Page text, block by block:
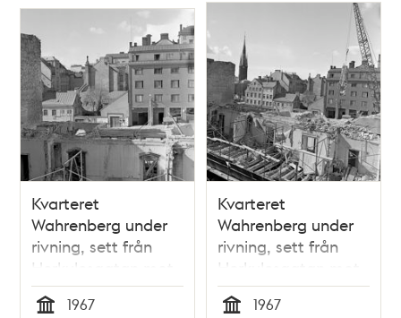
Kvarteret
Wahrenberg under
rivning, sett från
Herkulesgatan mot
Vattugatan
1967
Kvarteret
Wahrenberg under
rivning, sett från
Herkulesgatan mot
Vattugatan. Klara
kyrkas torn i fonden
1967